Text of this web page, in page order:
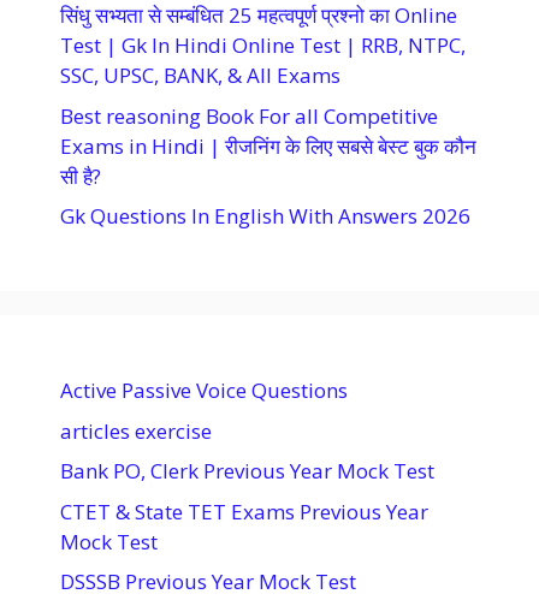
सिंधु सभ्यता से सम्बंधित 25 महत्वपूर्ण प्रश्नो का Online
Test | Gk In Hindi Online Test | RRB, NTPC,
SSC, UPSC, BANK, & All Exams
Best reasoning Book For all Competitive
Exams in Hindi | रीजनिंग के लिए सबसे बेस्ट बुक कौन
सी है?
Gk Questions In English With Answers 2026
Active Passive Voice Questions
articles exercise
Bank PO, Clerk Previous Year Mock Test
CTET & State TET Exams Previous Year
Mock Test
DSSSB Previous Year Mock Test